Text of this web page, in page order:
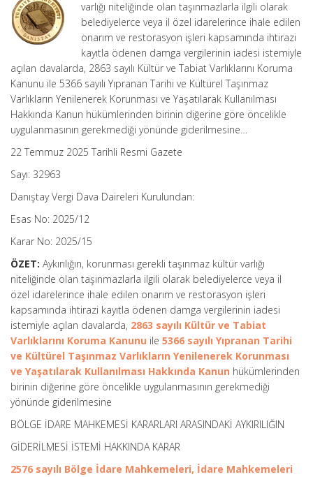
2025/15)
İhtirazi
Kayıtla
Ödenen
Damga
Vergileri
için
varlığı niteliğinde olan taşınmazlarla ilgili olarak
belediyelerce veya il özel idarelerince ihale edilen
onarım ve restorasyon işleri kapsamında ihtirazi
kayıtla ödenen damga vergilerinin iadesi istemiyle
açılan davalarda, 2863 sayılı Kültür ve Tabiat Varlıklarını Koruma
Kanunu ile 5366 sayılı Yıpranan Tarihi ve Kültürel Taşınmaz
Varlıkların Yenilenerek Korunması ve Yaşatılarak Kullanılması
Hakkında Kanun hükümlerinden birinin diğerine göre öncelikle
uygulanmasının gerekmediği yönünde giderilmesine…
22 Temmuz 2025 Tarihli Resmi Gazete
Sayı: 32963
Danıştay Vergi Dava Daireleri Kurulundan:
Esas No: 2025/12
Karar No: 2025/15
ÖZET: Aykırılığın, korunması gerekli taşınmaz kültür varlığı
niteliğinde olan taşınmazlarla ilgili olarak belediyelerce veya il
özel idarelerince ihale edilen onarım ve restorasyon işleri
kapsamında ihtirazi kayıtla ödenen damga vergilerinin iadesi
istemiyle açılan davalarda, 2863 sayılı Kültür ve Tabiat
Varlıklarını Koruma Kanunu ile 5366 sayılı Yıpranan Tarihi
ve Kültürel Taşınmaz Varlıkların Yenilenerek Korunması
ve Yaşatılarak Kullanılması Hakkında Kanun hükümlerinden
birinin diğerine göre öncelikle uygulanmasının gerekmediği
yönünde giderilmesine
BÖLGE İDARE MAHKEMESİ KARARLARI ARASINDAKİ AYKIRILIĞIN
GİDERİLMESİ İSTEMİ HAKKINDA KARAR
2576 sayılı Bölge İdare Mahkemeleri, İdare Mahkemeleri